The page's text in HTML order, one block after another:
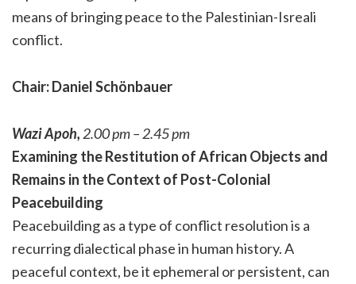
means of bringing peace to the Palestinian-Isreali
conflict.
Chair: Daniel Schönbauer
Wazi Apoh, 2.00 pm – 2.45 pm
Examining the Restitution of African Objects and
Remains in the Context of Post-Colonial
Peacebuilding
Peacebuilding as a type of conflict resolution is a
recurring dialectical phase in human history. A
peaceful context, be it ephemeral or persistent, can